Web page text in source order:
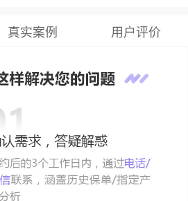
真实案例 用户评价